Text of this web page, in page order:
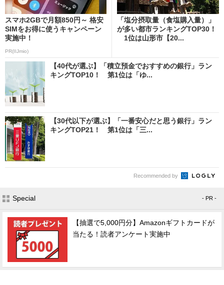
スマホ2GBで月額850円～ 格安
SIMをお得に使うキャンペーン
実施中！
PR(IIJmio)
「塩分摂取量（食塩購入量）」
が多い都市ランキングTOP30！
1位は山形市【20...
【40代が選ぶ】「積立預金でおすすめの銀行」ラン
キングTOP10！ 第1位は「ゆ...
【30代以下が選ぶ】「一番安心だと思う銀行」ラン
キングTOP21！ 第1位は「三...
Recommended by
Special - PR -
【抽選で5,000円分】Amazonギフトカードが
当たる！読者アンケート実施中